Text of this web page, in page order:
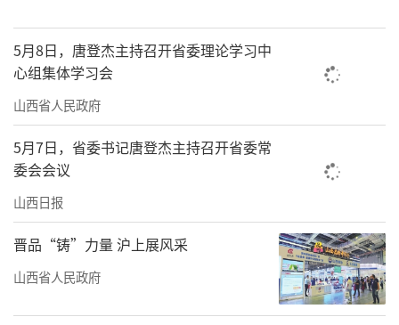
5月8日，唐登杰主持召开省委理论学习中
心组集体学习会
山西省人民政府
5月7日，省委书记唐登杰主持召开省委常
委会会议
山西日报
晋品“铸”力量 沪上展风采
山西省人民政府